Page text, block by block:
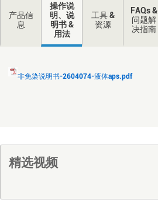
产品信
息
操作说
明、说
明书 &
用法
工具 &
资源
FAQs &
问题解
决指南
非免染说明书-2604074-液体aps.pdf
精选视频